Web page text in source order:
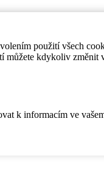
použití všech
můžete kdykoliv změnit
k informacím ve